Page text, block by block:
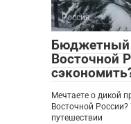
Россия
Бюджетный
Восточной
Мечтаете о дикой
Восточной России?
путешествии